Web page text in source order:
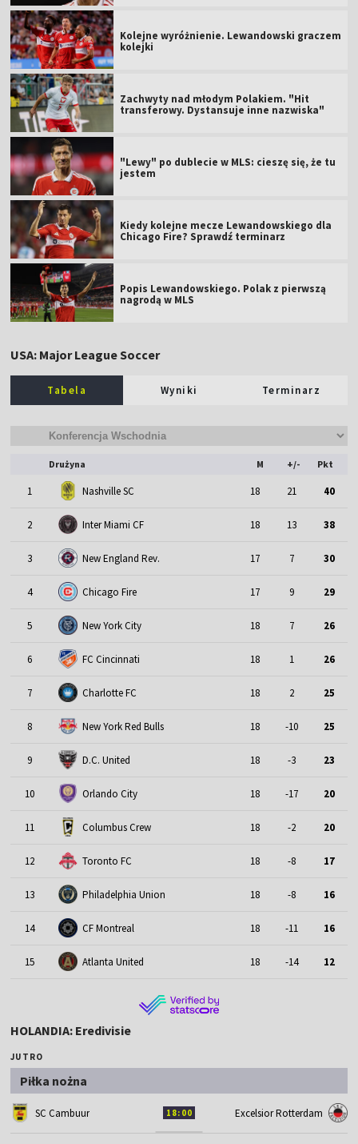
Kolejne wyróżnienie. Lewandowski graczem
kolejki
Zachwyty nad młodym Polakiem. "Hit
transferowy. Dystansuje inne nazwiska"
"Lewy" po dublecie w MLS: cieszę się, że tu
jestem
Kiedy kolejne mecze Lewandowskiego dla
Chicago Fire? Sprawdź terminarz
Popis Lewandowskiego. Polak z pierwszą
nagrodą w MLS
USA: Major League Soccer
Tabela Wyniki Terminarz
Drużyna M +/- Pkt
1 Nashville SC 18 21 40
2 Inter Miami CF 18 13 38
3 New England Rev. 17 7 30
4 Chicago Fire 17 9 29
5 New York City 18 7 26
6 FC Cincinnati 18 1 26
7 Charlotte FC 18 2 25
8 New York Red Bulls 18 -10 25
9 D.C. United 18 -3 23
10 Orlando City 18 -17 20
11 Columbus Crew 18 -2 20
12 Toronto FC 18 -8 17
13 Philadelphia Union 18 -8 16
14 CF Montreal 18 -11 16
15 Atlanta United 18 -14 12
HOLANDIA: Eredivisie
JUTRO
Piłka nożna
SC Cambuur 18:00 Excelsior Rotterdam